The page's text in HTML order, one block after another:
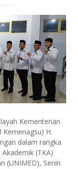
Kementerian
Kemenagsu) H.
dalam rangka
(TKA)
(UNIMED), Senin